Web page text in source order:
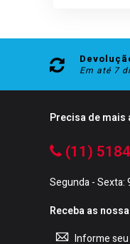
Em até 7
Precisa de mais
(11)
Segunda - Sexta:
Receba as
Sign